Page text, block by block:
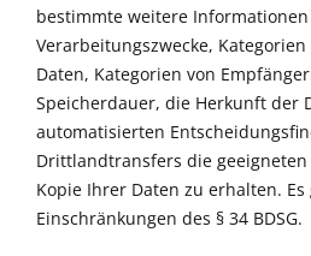
bestimmte weitere Informationen
Verarbeitungszwecke,
Daten, Kategorien von
Speicherdauer, die Herkunft der
automatisierten
Drittlandtransfers die
Kopie Ihrer Daten zu erhalten.
Einschränkungen des § 34 BDSG.